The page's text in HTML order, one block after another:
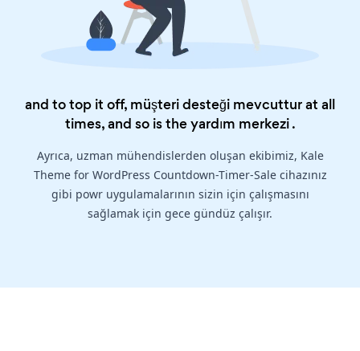
and to top it off, müşteri desteği mevcuttur at all
times, and so is theyardım merkezi.
Ayrıca, uzman mühendislerden oluşan ekibimiz, Kale
Theme for WordPress Countdown-Timer-Sale cihazınız
gibi powr uygulamalarının sizin için çalışmasını
sağlamak için gece gündüz çalışır.